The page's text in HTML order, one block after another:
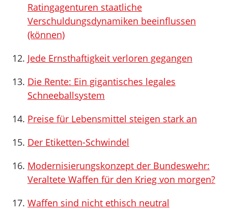
Ratingagenturen staatliche
Verschuldungsdynamiken beeinflussen
(können)
Jede Ernsthaftigkeit verloren gegangen
Die Rente: Ein gigantisches legales
Schneeballsystem
Preise für Lebensmittel steigen stark an
Der Etiketten-Schwindel
Modernisierungskonzept der Bundeswehr:
Veraltete Waffen für den Krieg von morgen?
Waffen sind nicht ethisch neutral